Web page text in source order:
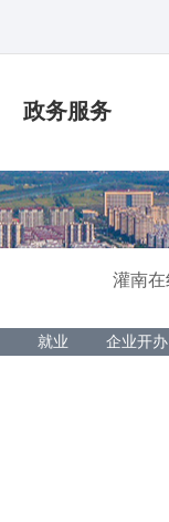
政务服务
就业 企业开办